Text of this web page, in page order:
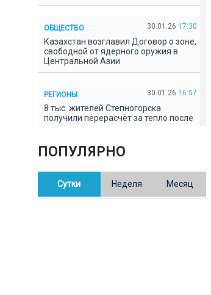
ОБЩЕСТВО 30.01.26 17:30
Казахстан возглавил Договор о зоне,
свободной от ядерного оружия в
Центральной Азии
РЕГИОНЫ 30.01.26 16:57
8 тыс. жителей Степногорска
получили перерасчёт за тепло после
В Казахстане готовят новую
редакцию Конституции: меняется
ПОПУЛЯРНО
Сутки Неделя Месяц